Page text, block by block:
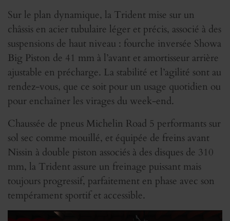
Sur le plan dynamique, la Trident mise sur un
châssis en acier tubulaire léger et précis, associé à des
suspensions de haut niveau : fourche inversée Showa
Big Piston de 41 mm à l’avant et amortisseur arrière
ajustable en précharge. La stabilité et l’agilité sont au
rendez-vous, que ce soit pour un usage quotidien ou
pour enchaîner les virages du week-end.
Chaussée de pneus Michelin Road 5 performants sur
sol sec comme mouillé, et équipée de freins avant
Nissin à double piston associés à des disques de 310
mm, la Trident assure un freinage puissant mais
toujours progressif, parfaitement en phase avec son
tempérament sportif et accessible.